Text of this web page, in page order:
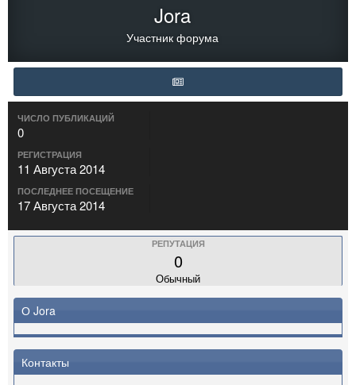
Jora
Участник форума
ЧИСЛО ПУБЛИКАЦИЙ
0
РЕГИСТРАЦИЯ
11 Августа 2014
ПОСЛЕДНЕЕ ПОСЕЩЕНИЕ
17 Августа 2014
РЕПУТАЦИЯ
0
Обычный
О Jora
Контакты